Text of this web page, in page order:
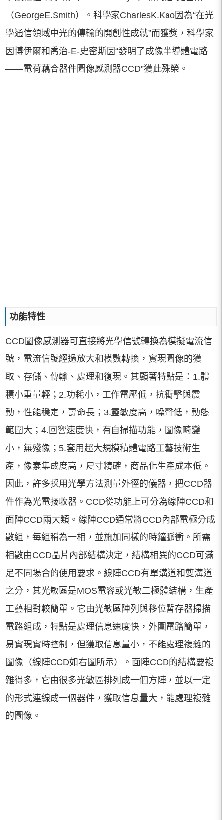
（GeorgeE.Smith）。科學家CharlesK.Kao因為“在光
學通信領域中光的傳輸的開創性成就”而獲獎，科學家
因博伊爾和喬治-E-史密斯因“發明了成像半導體電路
——電荷藕合器件圖像感測器CCD”獲此殊榮。
功能特性
CCD圖像感測器可直接將光學信號轉換為模擬電流信
號，電流信號經過放大和模數轉換，實現圖像的獲
取、存儲、傳輸、處理和復現。其顯著特點是：1.體
積小重量輕；2.功耗小，工作電壓低，抗衝擊與震
動，性能穩定，壽命長；3.靈敏度高，噪聲低，動態
範圍大；4.回響速度快，有自掃描功能，圖像畸變
小，無殘像；5.套用超大規模積體電路工藝技術生
產，像素集成度高，尺寸精確，商品化生產成本低。
因此，許多採用光學方法測量外徑的儀器，把CCD器
件作為光電接收器。CCD從功能上可分為線陣CCD和
面陣CCD兩大類。線陣CCD通常將CCD內部電極分成
數組，每組稱為一相，並施加同樣的時鐘脈衝。所需
相數由CCD晶片內部結構決定，結構相異的CCD可滿
足不同場合的使用要求。線陣CCD有單溝道和雙溝道
之分，其光敏區是MOS電容或光敏二極體結構，生產
工藝相對較簡單。它由光敏區陣列與移位暫存器掃描
電路組成，特點是處理信息速度快，外圍電路簡單，
易實現實時控制，但獲取信息量小，不能處理複雜的
圖像（線陣CCD如右圖所示）。面陣CCD的結構要複
雜得多，它由很多光敏區排列成一個方陣，並以一定
的形式連線成一個器件，獲取信息量大，能處理複雜
的圖像。